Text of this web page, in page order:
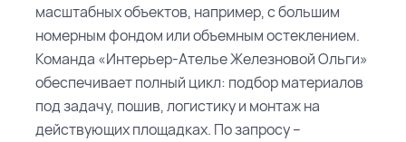
масштабных объектов, например, с большим
номерным фондом или объемным остеклением.
Команда «Интерьер-Ателье Железновой Ольги»
обеспечивает полный цикл: подбор материалов
под задачу, пошив, логистику и монтаж на
действующих площадках. По запросу –